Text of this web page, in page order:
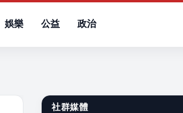
娛樂 公益 政治
社群媒體